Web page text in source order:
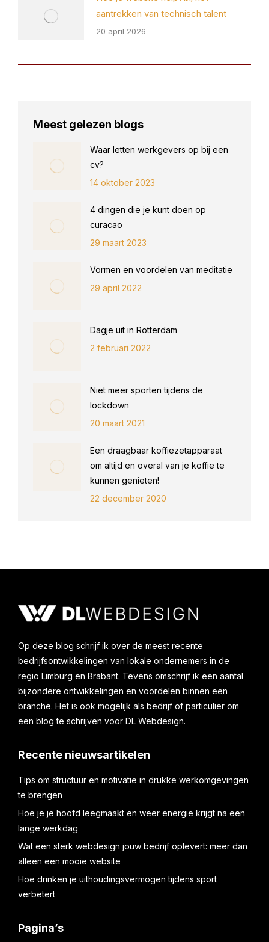
aantrekken van technisch talent
20 april 2026
Meest gelezen blogs
Waar letten werkgevers op bij een
cv?
14 oktober 2023
4 dingen die je kunt doen op
curacao
29 maart 2023
Vormen en voordelen van meditatie
29 april 2022
Dagje uit in Rotterdam
2 februari 2022
Niet meer sporten tijdens de
lockdown
20 maart 2021
Een draagbaar koffiezetapparaat
om altijd en overal van je koffie te
kunnen genieten!
22 december 2020
Op deze blog schrijf ik over de meest recente
bedrijfsontwikkelingen van lokale ondernemers in de
regio Limburg en Brabant. Tevens omschrijf ik een aantal
bijzondere ontwikkelingen en voordelen binnen een
branche. Het is ook mogelijk als bedrijf of particulier om
een blog te schrijven voor DL Webdesign.
Recente nieuwsartikelen
Tips om structuur en motivatie in drukke werkomgevingen
te brengen
Hoe je je hoofd leegmaakt en weer energie krijgt na een
lange werkdag
Wat een sterk webdesign jouw bedrijf oplevert: meer dan
alleen een mooie website
Hoe drinken je uithoudingsvermogen tijdens sport
verbetert
Pagina’s